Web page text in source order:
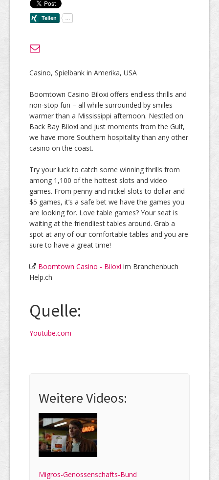
Casino, Spielbank in Amerika, USA
Boomtown Casino Biloxi offers endless thrills and
non-stop fun – all while surrounded by smiles
warmer than a Mississippi afternoon. Nestled on
Back Bay Biloxi and just moments from the Gulf,
we have more Southern hospitality than any other
casino on the coast.
Try your luck to catch some winning thrills from
among 1,100 of the hottest slots and video
games. From penny and nickel slots to dollar and
$5 games, it’s a safe bet we have the games you
are looking for. Love table games? Your seat is
waiting at the friendliest tables around. Grab a
spot at any of our comfortable tables and you are
sure to have a great time!
Boomtown Casino - Biloxi im Branchenbuch
Help.ch
Quelle:
Youtube.com
Weitere Videos:
Migros-Genossenschafts-Bund